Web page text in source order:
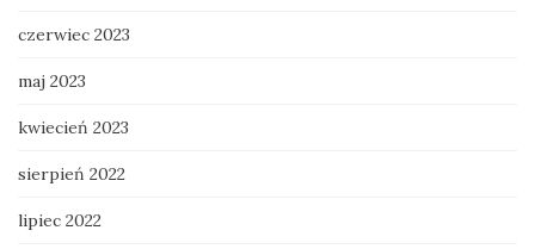
czerwiec 2023
maj 2023
kwiecień 2023
sierpień 2022
lipiec 2022